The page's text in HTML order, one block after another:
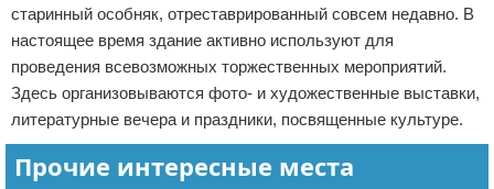
старинный особняк, отреставрированный совсем недавно. В
настоящее время здание активно используют для
проведения всевозможных торжественных мероприятий.
Здесь организовываются фото- и художественные выставки,
литературные вечера и праздники, посвященные культуре.
Прочие интересные места